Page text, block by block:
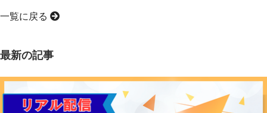
一覧に戻る
最新の記事